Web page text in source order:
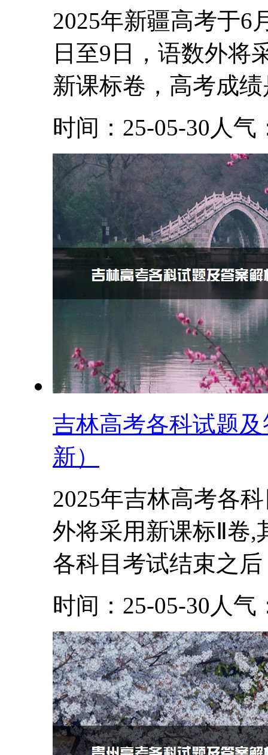
2025年新疆高考于6
日至9日，语数外将
新课标卷，高考成绩
时间：25-05-30 人气
吉林高考各科试题
新）
2025年吉林高考各
外将采用新课标Ⅱ卷,
各科目考试结束之后
时间：25-05-30 人气